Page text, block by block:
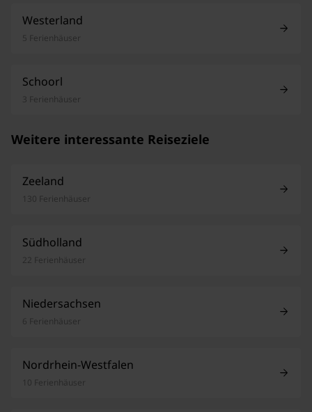
Westerland
5 Ferienhäuser
Schoorl
3 Ferienhäuser
Weitere interessante Reiseziele
Zeeland
130 Ferienhäuser
Südholland
22 Ferienhäuser
Niedersachsen
6 Ferienhäuser
Nordrhein-Westfalen
10 Ferienhäuser